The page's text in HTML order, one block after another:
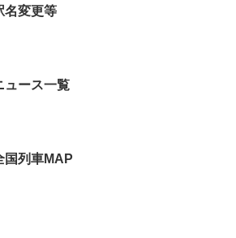
名変更等
ュース一覧
国列車MAP